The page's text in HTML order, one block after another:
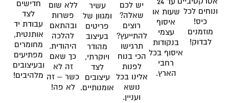
ונוחים לכל
כיס!
מוזמנים
לבדוק!
שעות או
איסוף
עצמי
בנקודות
איסוף בכל
רחבי
הארץ.
יש לכם
שאלה?
רוצים
להתייעץ?
תרגישו
הכי בנוח
לפנות
אלינו בכל
נושא
ועניין.
עשיר
ומגוון של
פריטים
בעיצוב
מהודר
ויוקרתי,
לצד
עיצובים
אומנותיים.
ללא שום
פשרות
ובהתאם
להלכה
היהודית.
כך שאם
זה לא
כשר – זה
לא פה!
חדישים
לצד
עבודת יד
אותנטית,
מחומרים
מפתיעים
ובעיצובים
מלהיבים!